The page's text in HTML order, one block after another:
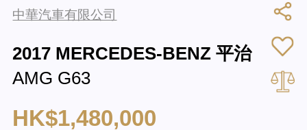
中華汽車有限公司
2017 MERCEDES-BENZ 平治
AMG G63
HK$1,480,000